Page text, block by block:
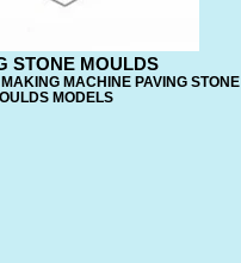
STONE MOULDS
MACHINE PAVING STONE
MODELS